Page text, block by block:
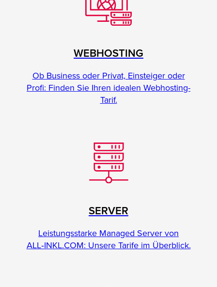
WEBHOSTING
Ob Business oder Privat, Einsteiger oder
Profi: Finden Sie Ihren idealen Webhosting-
Tarif.
SERVER
Leistungsstarke Managed Server von
ALL‑INKL.COM: Unsere Tarife im Überblick.